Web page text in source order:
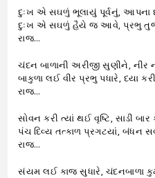
દુઃખ એ સઘળું ભૂલાયું પૂર્વનું, આપના
દુઃખ એ સઘળું હૈયે જ આવે, પ્રભુ તુજ
રાજ…
ચંદન બાળાની અરીજી સુણીને, નીર
બાકુળા લઈ વીર પ્રભુ પધારે, દયા
રાજ…
સોવન કરી ત્યાં થઈ વૃષ્ટિ, સાડી બાર
પંચ દિવ્ય તત્કાળ પ્રગટયાં, બંધન સર્વ
રાજ…
સંયમ લઈ કાજ સુધારે, ચંદનબાળા